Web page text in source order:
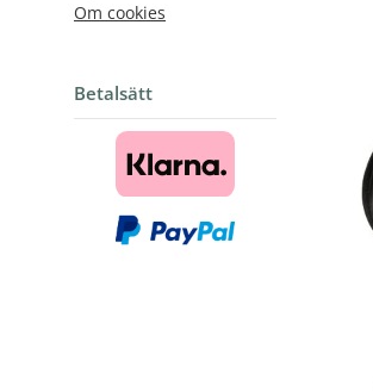
Om cookies
Betalsätt